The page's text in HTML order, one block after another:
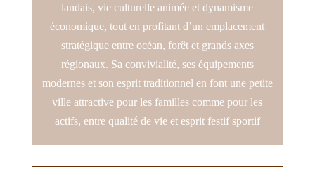
landais, vie culturelle animée et dynamisme
économique, tout en profitant d’un emplacement
stratégique entre océan, forêt et grands axes
régionaux. Sa convivialité, ses équipements
modernes et son esprit traditionnel en font une petite
ville attractive pour les familles comme pour les
actifs, entre qualité de vie et esprit festif sportif